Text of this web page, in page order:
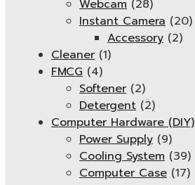
Webcam (28)
Instant Camera (20)
Accessory (2)
Cleaner (1)
FMCG (4)
Softener (2)
Detergent (2)
Computer Hardware (DIY)
Power Supply (9)
Cooling System (39)
Computer Case (17)